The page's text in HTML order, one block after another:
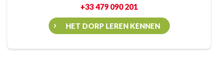
+33 479 090 201
HET DORP LEREN KENNEN